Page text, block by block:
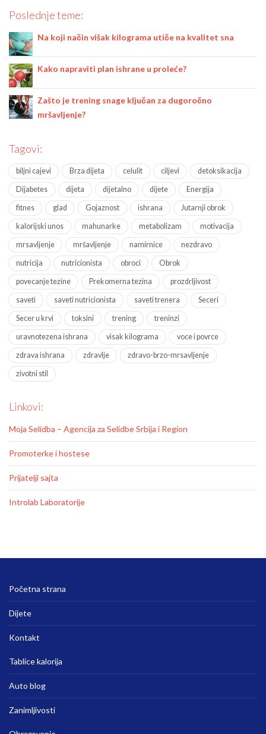
Poslednje teme:
Na koji način višak kilograma utiče na kvalitet sna
Kako napraviti plan ishrane u proleće?
Zašto je trening snage ključan za dugoročno
mršavljenje?
Tagovi:
biljni cajevi Brza dijeta celulit ciljevi detoksikacija
Dijabetes dijeta dijetalno dijete Energija
fitnes glad Gojaznost ishrana Jutarnji obrok
kalorijski unos mahunarke metabolizam motivacija
mrsavljenje mršavljenje namirnice nezdravo
nutricija nutricionista obroci Obrok
povecanje tezine Prekomerna tezina prozdrljivost
saveti saveti nutricionista saveti trenera Seceri
Secer u krvi toksini trening treninzi
uravnotezena ishrana visak kilograma voce i povrce
zdrava ishrana zdravlje zdravo-brzo-mrsavljenje
zivotni stil
Linkovi:
Moja Selidba – Agencija za Selidbe Srbija i Region
Promoterke i hostese
Prijatelji sajta
Introlab Laboratorije
Početna strana
Dijete
Kontakt
Tablice kalorija
Auto blog
Zanimljivosti